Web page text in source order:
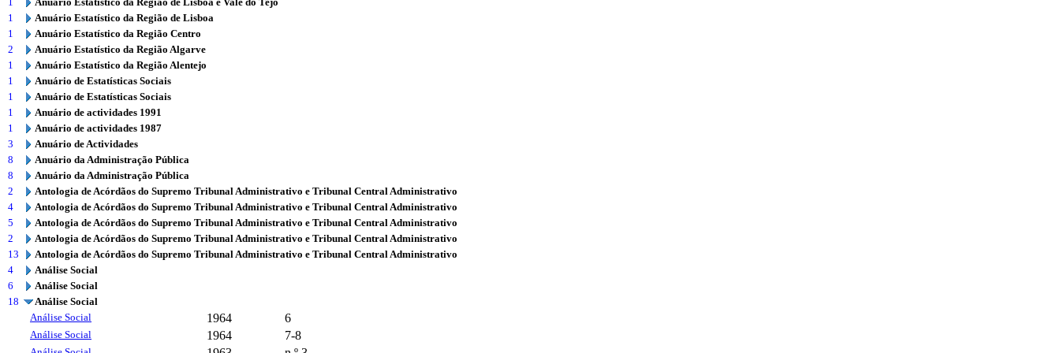
1
Anuário Estatístico da Região de Lisboa
1
Anuário Estatístico da Região Centro
2
Anuário Estatístico da Região Algarve
1
Anuário Estatístico da Região Alentejo
1
Anuário de Estatísticas Sociais
1
Anuário de Estatísticas Sociais
1
Anuário de actividades 1991
1
Anuário de actividades 1987
3
Anuário de Actividades
8
Anuário da Administração Pública
8
Anuário da Administração Pública
2
Antologia de Acórdãos do Supremo Tribunal Administrativo e Tribunal Central Administrativo
4
Antologia de Acórdãos do Supremo Tribunal Administrativo e Tribunal Central Administrativo
5
Antologia de Acórdãos do Supremo Tribunal Administrativo e Tribunal Central Administrativo
2
Antologia de Acórdãos do Supremo Tribunal Administrativo e Tribunal Central Administrativo
13
Antologia de Acórdãos do Supremo Tribunal Administrativo e Tribunal Central Administrativo
4
Análise Social
6
Análise Social
18
Análise Social
Análise Social
1964 6
Análise Social 1964 7-8